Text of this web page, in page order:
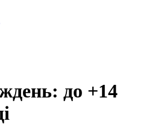
до +14